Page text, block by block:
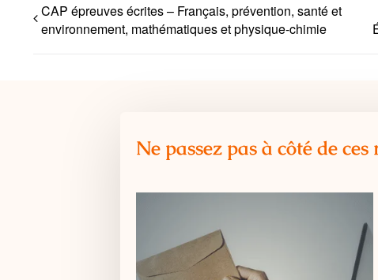
CAP épreuves écrites – Français, prévention, santé et
environnement, mathématiques et physique-chimie
Ne passez pas à côté de